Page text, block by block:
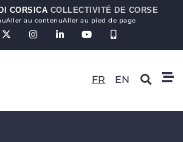
CORSICA COLLECTIVITÉ DE CORSE
Aller au contenuAller au pied de page
FR EN